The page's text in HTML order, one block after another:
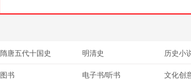
隋唐五代十国史 明清史 历史小
图书 电子书/听书 文化创